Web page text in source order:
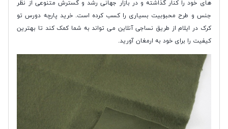
های خود را کنار گذاشته و در بازار جهانی رشد و گسترش متنوعی از نظر
جنس و طرح محبوبیت بسیاری را کسب کرده است. خرید پارچه دورس تو
کرک در ایلام از طریق نساجی آنلاین می تواند به شما کمک کند تا بهترین
کیفیت را برای خود به ارمغان آورید.